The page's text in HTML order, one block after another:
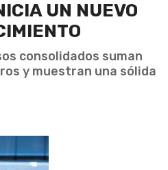
UN NUEVO
consolidados suman
y muestran una sólida